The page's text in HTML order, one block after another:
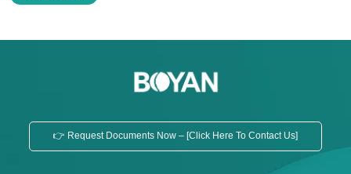
👉 Request Documents Now – [Click Here To Contact Us]